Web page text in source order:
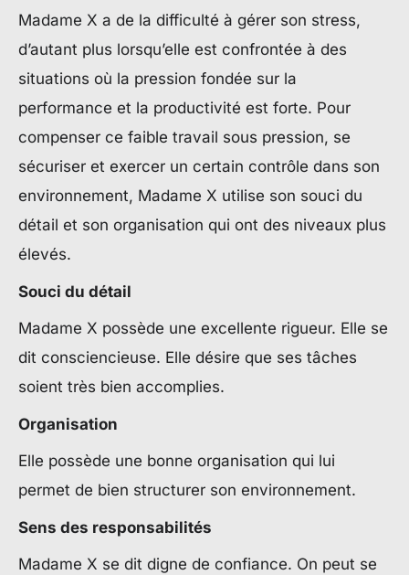
Madame X a de la difficulté à gérer son stress,
d’autant plus lorsqu’elle est confrontée à des
situations où la pression fondée sur la
performance et la productivité est forte. Pour
compenser ce faible travail sous pression, se
sécuriser et exercer un certain contrôle dans son
environnement, Madame X utilise son souci du
détail et son organisation qui ont des niveaux plus
élevés.
Souci du détail
Madame X possède une excellente rigueur. Elle se
dit consciencieuse. Elle désire que ses tâches
soient très bien accomplies.
Organisation
Elle possède une bonne organisation qui lui
permet de bien structurer son environnement.
Sens des responsabilités
Madame X se dit digne de confiance. On peut se